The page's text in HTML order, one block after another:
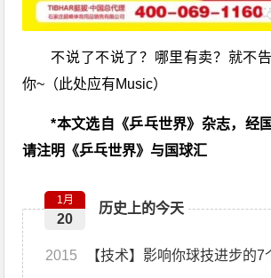
不说了不说了？哪里有卖？就不
你~（此处应有Music）
*本文选自《乒乓世界》杂志，经
请注明《乒乓世界》与国球汇
历史上的今天
1月
20
2015 【技术】影响你球技进步的7